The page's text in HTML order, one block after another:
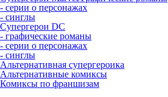
- серии о персонажах
- синглы
Супергерои DC
- графические романы
- серии о персонажах
- синглы
Альтернативная супергероика
Альтернативные комиксы
Комиксы по франшизам